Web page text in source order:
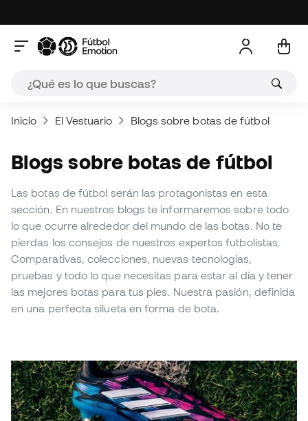
Inicio El Vestuario Blogs sobre botas de fútbol
Blogs sobre botas de fútbol
Las botas de fútbol serán las protagonistas en esta
sección. En nuestros blogs te informaremos sobre todo
lo que ocurre alrededor del mundo de las botas. No te
pierdas los consejos de nuestros expertos futbolistas.
Comparativas, colecciones, nuevas tecnologías,
pruebas y todo lo que necesitas para estar al día y tener
las mejores botas para tus pies. Nuestra pasión, definida
en una perfecta silueta en forma de bota.